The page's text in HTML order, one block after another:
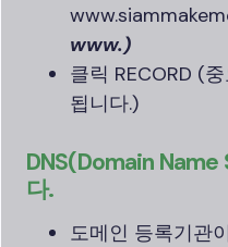
www.)
클릭 RECORD (
됩니다.)
DNS(Domain
다.
도메인 등록기관